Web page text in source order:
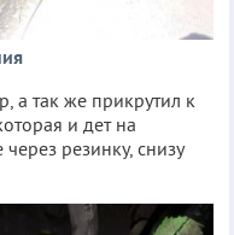
а так же прикрутил к
и дет на
резинку, снизу